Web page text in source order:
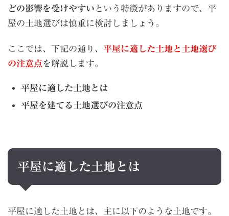
どの影響を受けやすい という特徴がありますので、平
屋の土地選びは慎重に検討しましょう。
ここでは、下記の通り、 平屋に適した土地と土地選び
の注意点 を解説します。
平屋に適した土地とは
平屋を建てる土地選びの注意点
平屋に適した土地とは
平屋に適した土地とは、主に以下のような土地です。